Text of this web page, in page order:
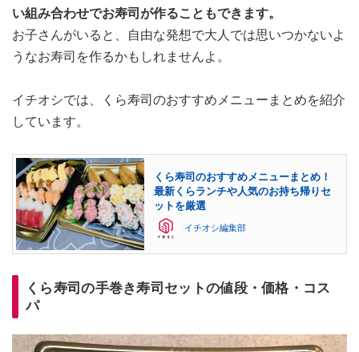
い組み合わせでお寿司が作ることもできます。
お子さんがいると、自由な発想で大人では思いつかないよ
うなお寿司を作るかもしれませんよ。
イチオシでは、くら寿司のおすすめメニューまとめを紹介
しています。
くら寿司のおすすめメニューまとめ！
最新くらランチや人気のお持ち帰りセ
ットを厳選
イチオシ編集部
くら寿司の手巻き寿司セットの値段・価格・コス
パ